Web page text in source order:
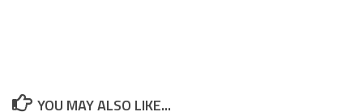
YOU MAY ALSO LIKE...